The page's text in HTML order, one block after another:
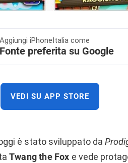
Aggiungi iPhoneItalia come
Fonte preferita su Google
VEDI SU APP STORE
è stato sviluppato da
Twang the Fox e vede